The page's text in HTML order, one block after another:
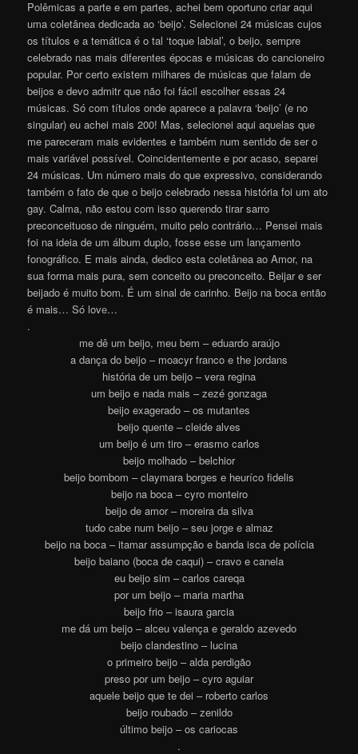
Polêmicas a parte e em partes, achei bem oportuno criar aqui
uma coletânea dedicada ao ‘beijo’. Selecionei 24 músicas cujos
os títulos e a temática é o tal ‘toque labial’, o beijo, sempre
celebrado nas mais diferentes épocas e músicas do cancioneiro
popular. Por certo existem milhares de músicas que falam de
beijos e devo admitr que não foi fácil escolher essas 24
músicas. Só com títulos onde aparece a palavra ‘beijo’ (e no
singular) eu achei mais 200! Mas, selecionei aqui aquelas que
me pareceram mais evidentes e também num sentido de ser o
mais variável possível. Coincidentemente e por acaso, separei
24 músicas. Um número mais do que expressivo, considerando
também o fato de que o beijo celebrado nessa história foi um ato
gay. Calma, não estou com isso querendo tirar sarro
preconceituoso de ninguém, muito pelo contrário… Pensei mais
foi na ideia de um álbum duplo, fosse esse um lançamento
fonográfico. E mais ainda, dedico esta coletânea ao Amor, na
sua forma mais pura, sem conceito ou preconceito. Beijar e ser
beijado é muito bom. É um sinal de carinho. Beijo na boca então
é mais… Só love…
.
me dê um beijo, meu bem – eduardo araújo
a dança do beijo – moacyr franco e the jordans
história de um beijo – vera regina
um beijo e nada mais – zezé gonzaga
beijo exagerado – os mutantes
beijo quente – cleide alves
um beijo é um tiro – erasmo carlos
beijo molhado – belchior
beijo bombom – claymara borges e heuríco fidelis
beijo na boca – cyro monteiro
beijo de amor – moreira da silva
tudo cabe num beijo – seu jorge e almaz
beijo na boca – itamar assumpção e banda isca de polícia
beijo baiano (boca de caqui) – cravo e canela
eu beijo sim – carlos careqa
por um beijo – maria martha
beijo frio – isaura garcia
me dá um beijo – alceu valença e geraldo azevedo
beijo clandestino – lucina
o primeiro beijo – alda perdigão
preso por um beijo – cyro aguiar
aquele beijo que te dei – roberto carlos
beijo roubado – zenildo
último beijo – os cariocas
.